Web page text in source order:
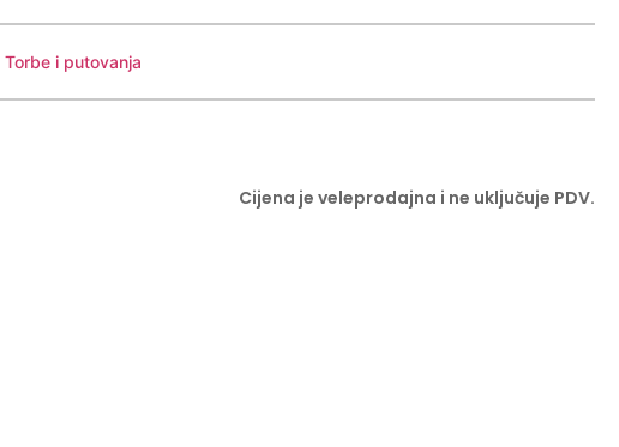
Torbe i putovanja
Cijena je veleprodajna i ne uključuje PDV.